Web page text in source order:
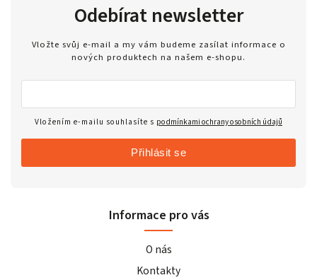
Odebírat newsletter
Vložte svůj e-mail a my vám budeme zasílat informace o
nových produktech na našem e-shopu.
Vložením e-mailu souhlasíte s podmínkami ochrany osobních údajů
Přihlásit se
Informace pro vás
O nás
Kontakty